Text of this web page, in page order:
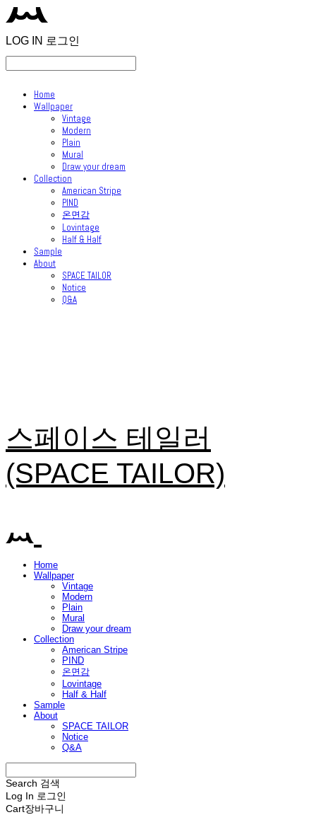
LOG IN 로그인
Home
Wallpaper
Vintage
Modern
Plain
Mural
Draw your dream
Collection
American Stripe
PIND
온면감
Lovintage
Half & Half
Sample
About
SPACE TAILOR
Notice
Q&A
스페이스 테일러
(SPACE TAILOR)
Home
Wallpaper
Vintage
Modern
Plain
Mural
Draw your dream
Collection
American Stripe
PIND
온면감
Lovintage
Half & Half
Sample
About
SPACE TAILOR
Notice
Q&A
Search 검색
Log In 로그인
Cart장바구니